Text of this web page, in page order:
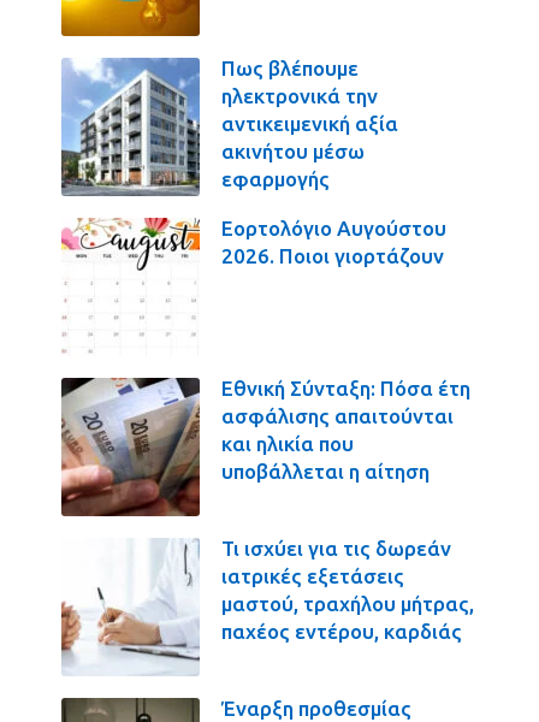
Πως βλέπουμε
ηλεκτρονικά την
αντικειμενική αξία
ακινήτου μέσω
εφαρμογής
Εορτολόγιο Αυγούστου
2026. Ποιοι γιορτάζουν
Εθνική Σύνταξη: Πόσα έτη
ασφάλισης απαιτούνται
και ηλικία που
υποβάλλεται η αίτηση
Τι ισχύει για τις δωρεάν
ιατρικές εξετάσεις
μαστού, τραχήλου μήτρας,
παχέος εντέρου, καρδιάς
Έναρξη προθεσμίας